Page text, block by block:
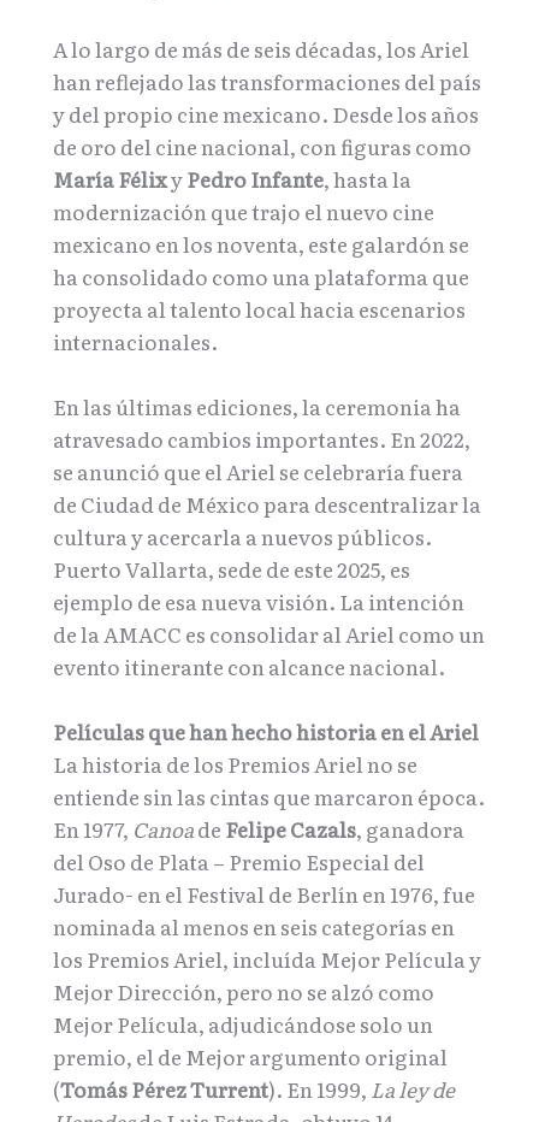
A lo largo de más de seis décadas, los Ariel
han reflejado las transformaciones del país
y del propio cine mexicano. Desde los años
de oro del cine nacional, con figuras como
María FélixyPedro Infante, hasta la
modernización que trajo el nuevo cine
mexicano en los noventa, este galardón se
ha consolidado como una plataforma que
proyecta al talento local hacia escenarios
internacionales.
En las últimas ediciones, la ceremonia ha
atravesado cambios importantes. En 2022,
se anunció que el Ariel se celebraría fuera
de Ciudad de México para descentralizar la
cultura y acercarla a nuevos públicos.
Puerto Vallarta, sede de este 2025, es
ejemplo de esa nueva visión. La intención
de la AMACC es consolidar al Ariel como un
evento itinerante con alcance nacional.
Películas que han hecho historia en el Ariel
La historia de los Premios Ariel no se
entiende sin las cintas que marcaron época.
En 1977, Canoade Felipe Cazals, ganadora
del Oso de Plata – Premio Especial del
Jurado- en el Festival de Berlín en 1976, fue
nominada al menos en seis categorías en
los Premios Ariel, incluída Mejor Película y
Mejor Dirección, pero no se alzó como
Mejor Película, adjudicándose solo un
premio, el de Mejor argumento original
(Tomás Pérez Turrent). En 1999, La ley de